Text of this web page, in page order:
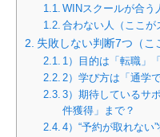
WINスクールが合う
合わない人（ここが
失敗しない判断7つ（こ
1）目的は「転職」
2）学び方は「通学
3）期待しているサ
件獲得」まで？
4）“予約が取れない